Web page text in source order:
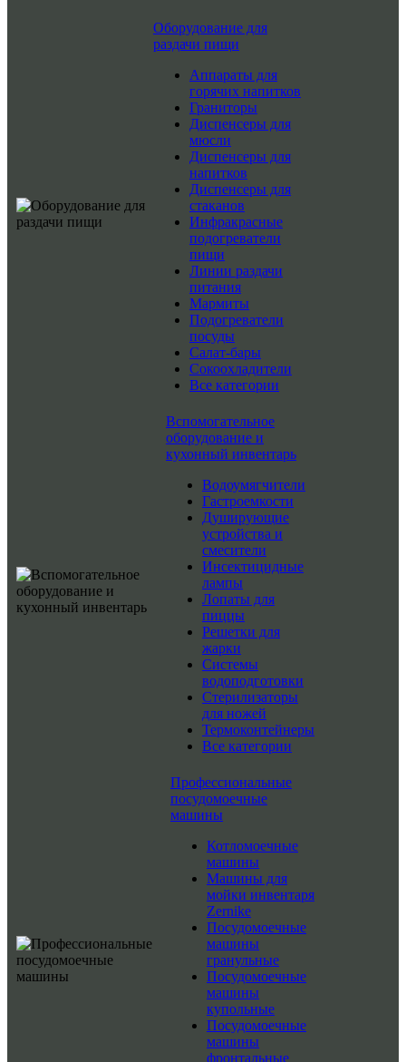
Оборудование для
раздачи пищи
Аппараты для
горячих напитков
Граниторы
Диспенсеры для
мюсли
Диспенсеры для
напитков
Диспенсеры для
стаканов
Инфракрасные
подогреватели
пищи
Линии раздачи
питания
Мармиты
Подогреватели
посуды
Салат-бары
Сокоохладители
Все категории
Вспомогательное
оборудование и
кухонный инвентарь
Водоумягчители
Гастроемкости
Душирующие
устройства и
смесители
Инсектицидные
лампы
Лопаты для
пиццы
Решетки для
жарки
Системы
водоподготовки
Стерилизаторы
для ножей
Термоконтейнеры
Все категории
Профессиональные
посудомоечные
машины
Котломоечные
машины
Машины для
мойки инвентаря
Zernike
Посудомоечные
машины
гранульные
Посудомоечные
машины
купольные
Посудомоечные
машины
фронтальные